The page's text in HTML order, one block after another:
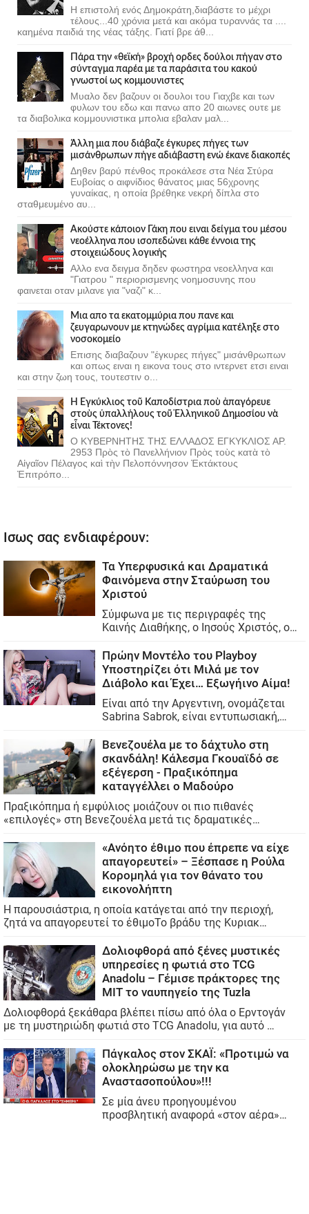
Η επιστολή ενός Δημοκράτη,διαβάστε το μέχρι
τέλους...40 χρόνια μετά και ακόμα τυραννάς τα ....
καημένα παιδιά της νέας τάξης. Γιατί βρε άθ...
Πάρα την «θεϊκή» βροχή ορδες δούλοι πήγαν στο
σύνταγμα παρέα με τα παράσιτα του κακού
γνωστοί ως κομμουνιστες
Μυαλο δεν βαζουν οι δουλοι του Γιαχβε και των
φυλων του εδω και πανω απο 20 αιωνες ουτε με
τα διαβολικα κομμουνιστικα μπολια εβαλαν μαλ...
Άλλη μια που διάβαζε έγκυρες πήγες των
μισάνθρωπων πήγε αδιάβαστη ενώ έκανε διακοπές
Δηθεν βαρύ πένθος προκάλεσε στα Νέα Στύρα
Ευβοίας ο αιφνίδιος θάνατος μιας 56χρονης
γυναίκας, η οποία βρέθηκε νεκρή δίπλα στο
σταθμευμένο αυ...
Ακούστε κάποιον Γάκη που ειναι δείγμα του μέσου
νεοέλληνα που ισοπεδώνει κάθε έννοια της
στοιχειώδους λογικής
Αλλο ενα δειγμα δηδεν φωστηρα νεοελληνα και
"Γιατρου " περιορισμενης νοημοσυνης που
φαινεται οταν μιλανε για "ναζι" κ...
Μια απο τα εκατομμύρια που πανε και
ζευγαρωνουν με κτηνώδες αγρίμια κατέληξε στο
νοσοκομείο
Επισης διαβαζουν "έγκυρες πήγες" μισάνθρωπων
και οπως ειναι η εικονα τους στο ιντερνετ ετσι ειναι
και στην ζωη τους, τουτεστιν ο...
Ἡ Ἐγκύκλιος τοῦ Καποδίστρια ποὺ ἀπαγόρευε
στοὺς ὑπαλλήλους τοῦ Ἑλληνικοῦ Δημοσίου νὰ
εἶναι Τέκτονες!
Ο ΚΥΒΕΡΝΗΤΗΣ ΤΗΣ ΕΛΛΑΔΟΣ ΕΓΚΥΚΛΙΟΣ ΑΡ.
2953 Πρὸς τὸ Πανελλήνιον Πρὸς τοὺς κατὰ τὸ
Αἰγαῖον Πέλαγος καὶ τὴν Πελοπόννησον Ἐκτάκτους
Ἐπιτρόπο...